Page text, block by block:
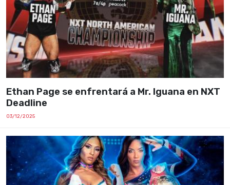
Ethan Page se enfrentará a Mr. Iguana en NXT
Deadline
03/12/2025